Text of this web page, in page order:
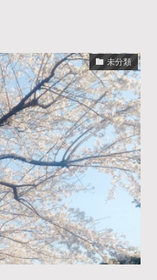
未分類